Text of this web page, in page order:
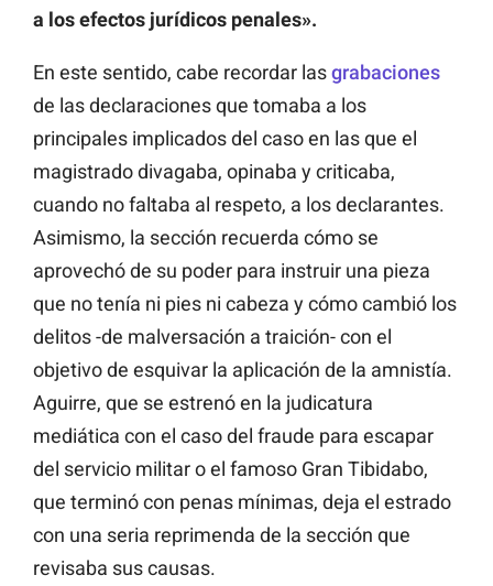
a los efectos jurídicos penales».
En este sentido, cabe recordar lasgrabaciones
de las declaraciones que tomaba a los
principales implicados del caso en las que el
magistrado divagaba, opinaba y criticaba,
cuando no faltaba al respeto, a los declarantes.
Asimismo, la sección recuerda cómo se
aprovechó de su poder para instruir una pieza
que no tenía ni pies ni cabeza y cómo cambió los
delitos -de malversación a traición- con el
objetivo de esquivar la aplicación de la amnistía.
Aguirre, que se estrenó en la judicatura
mediática con el caso del fraude para escapar
del servicio militar o el famoso Gran Tibidabo,
que terminó con penas mínimas, deja el estrado
con una seria reprimenda de la sección que
revisaba sus causas.